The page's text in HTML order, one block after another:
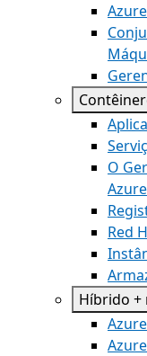
O
Azure
Red
Híbrido +